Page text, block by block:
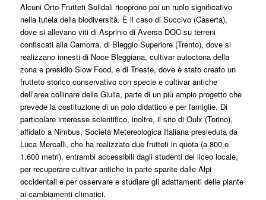
Alcuni Orto-Frutteti Solidali ricoprono poi un ruolo significativo
nella tutela della biodiversità. È il caso di Succivo (Caserta),
dove si allevano viti di Asprinio di Aversa DOC su terreni
confiscati alla Camorra, di Bleggio Superiore (Trento), dove si
realizzano innesti di Noce Bleggiana, cultivar autoctona della
zona e presidio Slow Food, e di Trieste, dove è stato creato un
frutteto storico conservativo con specie e cultivar antiche
dell’area collinare della Giulia, parte di un più ampio progetto che
prevede la costituzione di un polo didattico e per famiglie. Di
particolare interesse scientifico, inoltre, il sito di Oulx (Torino),
affidato a Nimbus, Società Metereologica Italiana presieduta da
Luca Mercalli, che ha realizzato due frutteti in quota (a 800 e
1.600 metri), entrambi accessibili dagli studenti del liceo locale,
per recuperare cultivar antiche in parte sparite dalle Alpi
occidentali e per osservare e studiare gli adattamenti delle piante
ai cambiamenti climatici.